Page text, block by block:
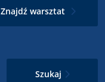
Znajdź warsztat
Szukaj